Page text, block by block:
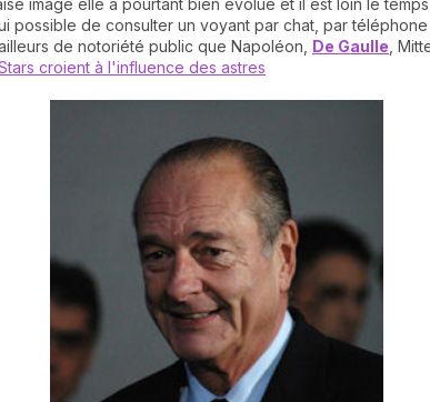
possible de consulter un voyant par chat, par téléphone
de notoriété public que Napoléon, De Gaulle ,
croient à l'influence des astres